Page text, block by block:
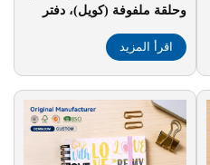
وحلقة ملفوفة (كويل)، دفتر
الجامعيين مزود بشريط ربط،
مناسب كهدية
اقرأ المزيد